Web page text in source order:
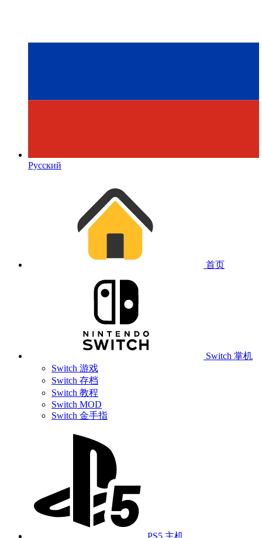
Русский
首页
Switch 掌机
Switch 游戏
Switch 存档
Switch 教程
Switch MOD
Switch 金手指